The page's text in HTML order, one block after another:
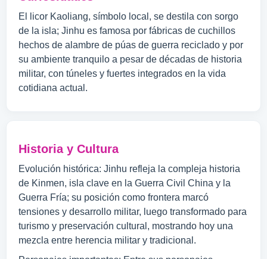
El licor Kaoliang, símbolo local, se destila con sorgo
de la isla; Jinhu es famosa por fábricas de cuchillos
hechos de alambre de púas de guerra reciclado y por
su ambiente tranquilo a pesar de décadas de historia
militar, con túneles y fuertes integrados en la vida
cotidiana actual.
Historia y Cultura
Evolución histórica: Jinhu refleja la compleja historia
de Kinmen, isla clave en la Guerra Civil China y la
Guerra Fría; su posición como frontera marcó
tensiones y desarrollo militar, luego transformado para
turismo y preservación cultural, mostrando hoy una
mezcla entre herencia militar y tradicional.